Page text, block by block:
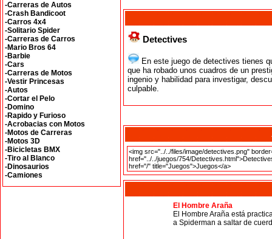
-Carreras de Autos
-Crash Bandicoot
-Carros 4x4
-Solitario Spider
-Carreras de Carros
-Mario Bros 64
-Barbie
-Cars
-Carreras de Motos
-Vestir Princesas
-Autos
-Cortar el Pelo
-Domino
-Rapido y Furioso
-Acrobacias con Motos
-Motos de Carreras
-Motos 3D
-Bicicletas BMX
-Tiro al Blanco
-Dinosaurios
-Camiones
Detectives
En este juego de detectives tienes
que ha robado unos cuadros de un
ingenio y habilidad para investigar,
culpable.
El Hombre Araña
El Hombre Araña está
a Spiderman a saltar de